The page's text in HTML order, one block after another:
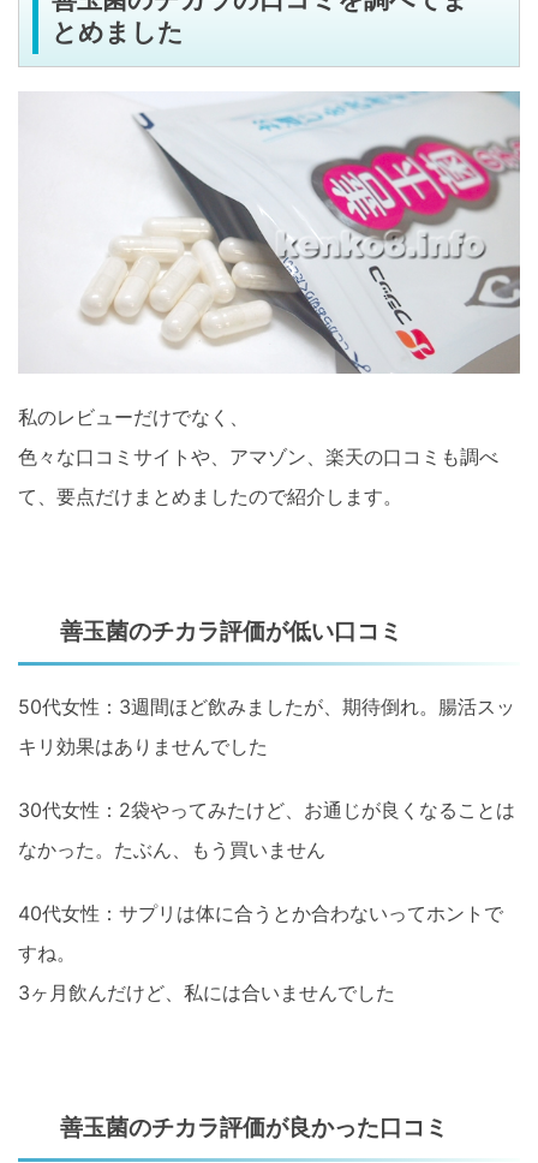
とめました
私のレビューだけでなく、
色々な口コミサイトや、アマゾン、楽天の口コミも調べ
て、要点だけまとめましたので紹介します。
善玉菌のチカラ評価が低い口コミ
50代女性：3週間ほど飲みましたが、期待倒れ。腸活スッ
キリ効果はありませんでした
30代女性：2袋やってみたけど、お通じが良くなることは
なかった。たぶん、もう買いません
40代女性：サプリは体に合うとか合わないってホントで
すね。
3ヶ月飲んだけど、私には合いませんでした
善玉菌のチカラ評価が良かった口コミ